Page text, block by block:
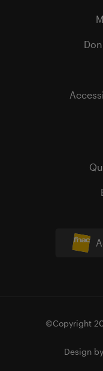
©Copyright
Design by